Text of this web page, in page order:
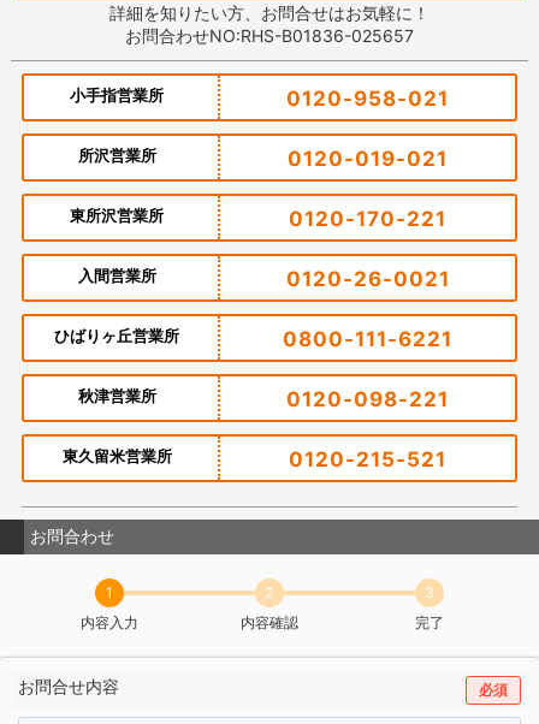
詳細を知りたい方、お問合せはお気軽に！
お問合わせNO:RHS-B01836-025657
小手指営業所 0120-958-021
所沢営業所 0120-019-021
東所沢営業所 0120-170-221
入間営業所 0120-26-0021
ひばりヶ丘営業所 0800-111-6221
秋津営業所 0120-098-221
東久留米営業所 0120-215-521
お問合わせ
1
内容入力
2
内容確認
3
完了
お問合せ内容 必須